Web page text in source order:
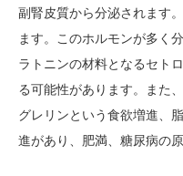
副腎皮質から分泌されます
ます。このホルモンが多く
ラトニンの材料となるセト
る可能性があります。また
グレリンという食欲増進、
進があり、肥満、糖尿病の